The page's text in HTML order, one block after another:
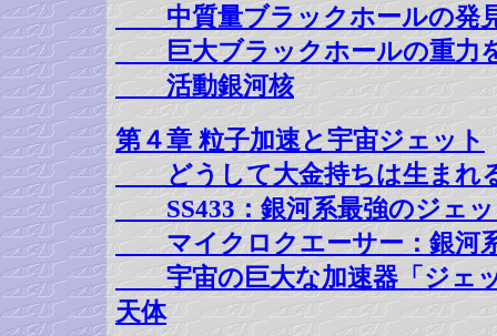
中質量ブラックホールの発
巨大ブラックホールの重力
活動銀河核
第４章 粒子加速と宇宙ジェット
どうして大金持ちは生まれ
SS433：銀河系最強のジェ
マイクロクエーサー：銀河
宇宙の巨大な加速器「ジェッ
天体